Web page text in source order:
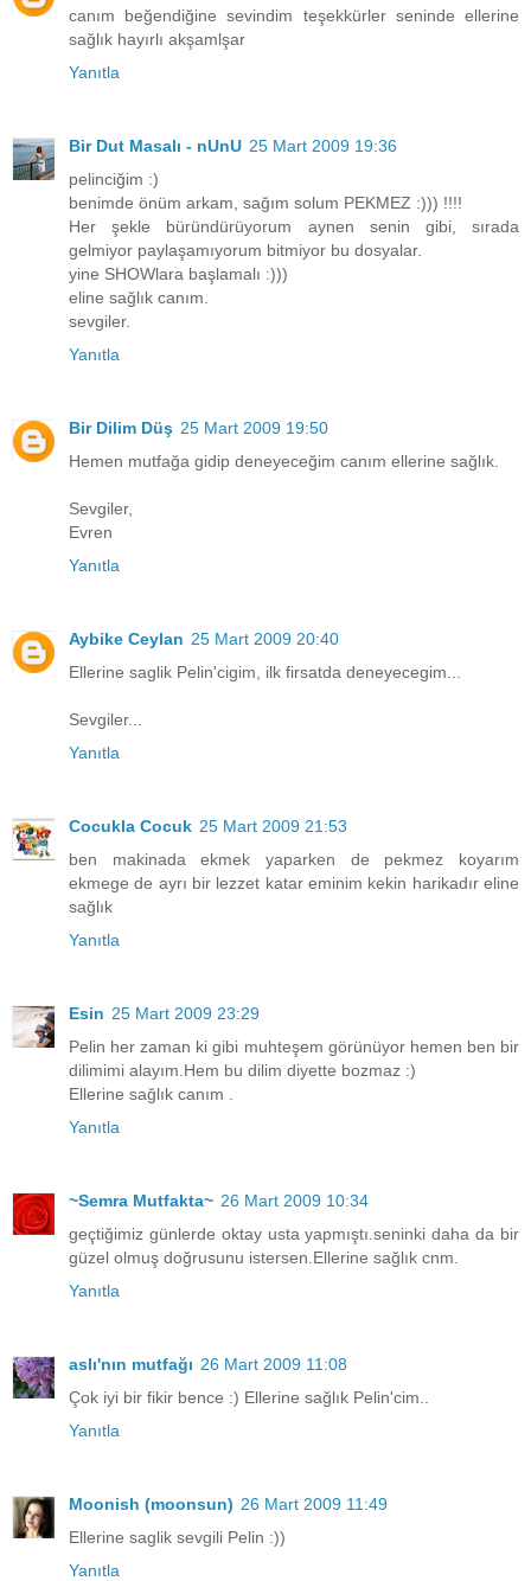
canım beğendiğine sevindim teşekkürler seninde ellerine
sağlık hayırlı akşamlşar
Yanıtla
Bir Dut Masalı - nUnU 25 Mart 2009 19:36
pelinciğim :)
benimde önüm arkam, sağım solum PEKMEZ :))) !!!!
Her şekle büründürüyorum aynen senin gibi, sırada
gelmiyor paylaşamıyorum bitmiyor bu dosyalar.
yine SHOWlara başlamalı :)))
eline sağlık canım.
sevgiler.
Yanıtla
Bir Dilim Düş 25 Mart 2009 19:50
Hemen mutfağa gidip deneyeceğim canım ellerine sağlık.
Sevgiler,
Evren
Yanıtla
Aybike Ceylan 25 Mart 2009 20:40
Ellerine saglik Pelin'cigim, ilk firsatda deneyecegim...
Sevgiler...
Yanıtla
Cocukla Cocuk 25 Mart 2009 21:53
ben makinada ekmek yaparken de pekmez koyarım
ekmege de ayrı bir lezzet katar eminim kekin harikadır eline
sağlık
Yanıtla
Esin 25 Mart 2009 23:29
Pelin her zaman ki gibi muhteşem görünüyor hemen ben bir
dilimimi alayım.Hem bu dilim diyette bozmaz :)
Ellerine sağlık canım .
Yanıtla
~Semra Mutfakta~ 26 Mart 2009 10:34
geçtiğimiz günlerde oktay usta yapmıştı.seninki daha da bir
güzel olmuş doğrusunu istersen.Ellerine sağlık cnm.
Yanıtla
aslı'nın mutfağı 26 Mart 2009 11:08
Çok iyi bir fikir bence :) Ellerine sağlık Pelin'cim..
Yanıtla
Moonish (moonsun) 26 Mart 2009 11:49
Ellerine saglik sevgili Pelin :))
Yanıtla